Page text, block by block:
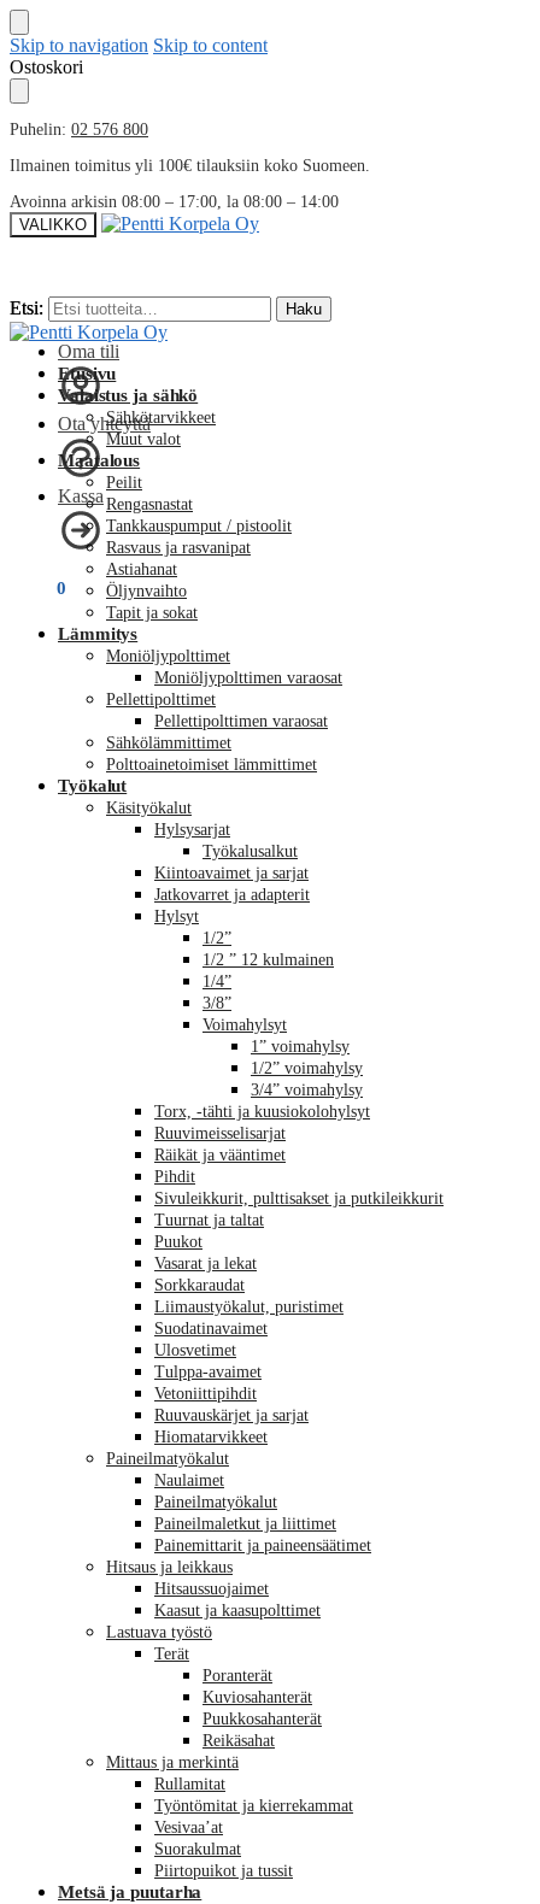
Skip to navigation Skip to content
Ostoskori
Puhelin: 02 576 800
Ilmainen toimitus yli 100€ tilauksiin koko Suomeen.
Avoinna arkisin 08:00 – 17:00, la 08:00 – 14:00
VALIKKO
Etsi: Haku
Oma tili
Ota yhteyttä
Kassa
0
Etsi: Haku
Etusivu
Valaistus ja sähkö
Sähkötarvikkeet
Muut valot
Maatalous
Peilit
Rengasnastat
Tankkauspumput / pistoolit
Rasvaus ja rasvanipat
Astiahanat
Öljynvaihto
Tapit ja sokat
Lämmitys
Moniöljypolttimet
Moniöljypolttimen varaosat
Pellettipolttimet
Pellettipolttimen varaosat
Sähkölämmittimet
Polttoainetoimiset lämmittimet
Työkalut
Käsityökalut
Hylsysarjat
Työkalusalkut
Kiintoavaimet ja sarjat
Jatkovarret ja adapterit
Hylsyt
1/2”
1/2 ” 12 kulmainen
1/4”
3/8”
Voimahylsyt
1” voimahylsy
1/2” voimahylsy
3/4” voimahylsy
Torx, -tähti ja kuusiokolohylsyt
Ruuvimeisselisarjat
Räikät ja vääntimet
Pihdit
Sivuleikkurit, pulttisakset ja putkileikkurit
Tuurnat ja taltat
Puukot
Vasarat ja lekat
Sorkkaraudat
Liimaustyökalut, puristimet
Suodatinavaimet
Ulosvetimet
Tulppa-avaimet
Vetoniittipihdit
Ruuvauskärjet ja sarjat
Hiomatarvikkeet
Paineilmatyökalut
Naulaimet
Paineilmatyökalut
Paineilmaletkut ja liittimet
Painemittarit ja paineensäätimet
Hitsaus ja leikkaus
Hitsaussuojaimet
Kaasut ja kaasupolttimet
Lastuava työstö
Terät
Poranterät
Kuviosahanterät
Puukkosahanterät
Reikäsahat
Mittaus ja merkintä
Rullamitat
Työntömitat ja kierrekammat
Vesivaa’at
Suorakulmat
Piirtopuikot ja tussit
Metsä ja puutarha